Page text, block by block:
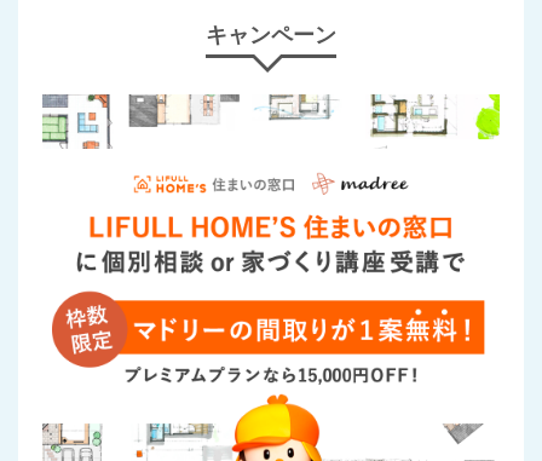
キャンペーン